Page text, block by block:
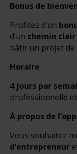
Bonus de
Profitez d’un
d’un chemin
bâtir un projet de
Horaire
4 jours par
professionnelle
À propos de
Vous souhaitez
d’entrepreneur